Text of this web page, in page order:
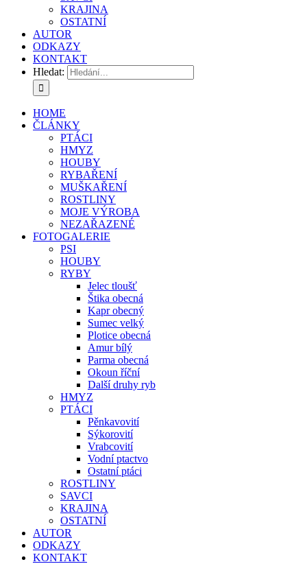
KRAJINA
OSTATNÍ
AUTOR
ODKAZY
KONTAKT
Hledat:
HOME
ČLÁNKY
PTÁCI
HMYZ
HOUBY
RYBAŘENÍ
MUŠKAŘENÍ
ROSTLINY
MOJE VÝROBA
NEZAŘAZENÉ
FOTOGALERIE
PSI
HOUBY
RYBY
Jelec tloušť
Štika obecná
Kapr obecný
Sumec velký
Plotice obecná
Amur bílý
Parma obecná
Okoun říční
Další druhy ryb
HMYZ
PTÁCI
Pěnkavovití
Sýkorovití
Vrabcovití
Vodní ptactvo
Ostatní ptáci
ROSTLINY
SAVCI
KRAJINA
OSTATNÍ
AUTOR
ODKAZY
KONTAKT